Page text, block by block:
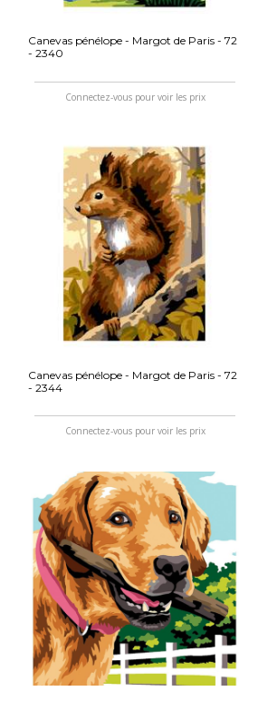
Canevas pénélope - Margot de Paris - 72
- 2340
Connectez-vous pour voir les prix
Canevas pénélope - Margot de Paris - 72
- 2344
Connectez-vous pour voir les prix